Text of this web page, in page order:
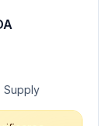
Supply